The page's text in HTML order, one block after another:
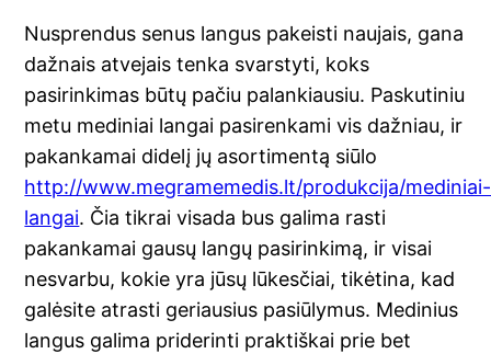
Nusprendus senus langus pakeisti naujais, gana
dažnais atvejais tenka svarstyti, koks
pasirinkimas būtų pačiu palankiausiu. Paskutiniu
metu mediniai langai pasirenkami vis dažniau, ir
pakankamai didelį jų asortimentą siūlo
http://www.megramemedis.lt/produkcija/mediniai-
langai. Čia tikrai visada bus galima rasti
pakankamai gausų langų pasirinkimą, ir visai
nesvarbu, kokie yra jūsų lūkesčiai, tikėtina, kad
galėsite atrasti geriausius pasiūlymus. Medinius
langus galima priderinti praktiškai prie bet